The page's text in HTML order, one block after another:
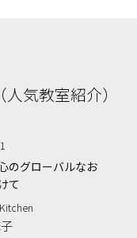
気教室紹介）
のグローバルなお
て